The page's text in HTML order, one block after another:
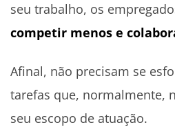
seu trabalho, os
competir menos e
Afinal, não precisam se
tarefas que, normalmente,
seu escopo de atuação.